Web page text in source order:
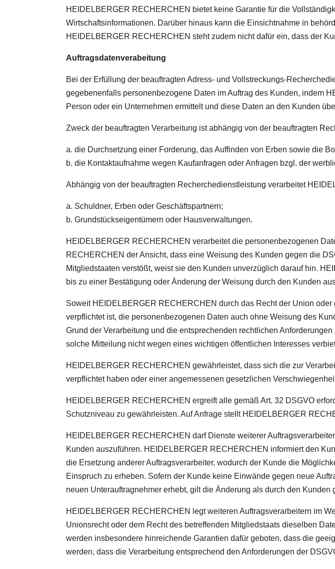
HEIDELBERGER RECHERCHEN bietet keine Garantie für die
Wirtschaftsinformationen. Darüber hinaus kann die Einsichtnahme in
HEIDELBERGER RECHERCHEN steht zudem nicht dafür ein, dass der
Auftragsdatenverabeitung
Bei der Erfüllung der beauftragten Adress- und Vollstreckungs-
gegebenenfalls personenbezogene Daten im Auftrag des Kunden, indem
Person oder ein Unternehmen ermittelt und diese Daten an den Kunden
Zweck der beauftragten Verarbeitung ist abhängig von der beauftragten
a. die Durchsetzung einer Forderung, das Auffinden von Erben sowie die
b. die Kontaktaufnahme wegen Kaufanfragen oder Anfragen bzgl. der
Abhängig von der beauftragten Recherchedienstleistung verarbeitet
a. Schuldner, Erben oder Geschäftspartnern;
b. Grundstückseigentümern oder Hausverwaltungen.
HEIDELBERGER RECHERCHEN verarbeitet die personenbezogenen
RECHERCHEN der Ansicht, dass eine Weisung des Kunden gegen die
Mitgliedstaaten verstößt, weist sie den Kunden unverzüglich darauf hin.
bis zu einer Bestätigung oder Änderung der Weisung durch den Kunden
Soweit HEIDELBERGER RECHERCHEN durch das Recht der Union
verpflichtet ist, die personenbezogenen Daten auch ohne Weisung des
Grund der Verarbeitung und die entsprechenden rechtlichen
solche Mitteilung nicht wegen eines wichtigen öffentlichen Interesses
HEIDELBERGER RECHERCHEN gewährleistet, dass sich die zur
verpflichtet haben oder einer angemessenen gesetzlichen
HEIDELBERGER RECHERCHEN ergreift alle gemäß Art. 32 DSGVO
Schutzniveau zu gewährleisten. Auf Anfrage stellt HEIDELBERGER
HEIDELBERGER RECHERCHEN darf Dienste weiterer
Kunden auszuführen. HEIDELBERGER RECHERCHEN informiert den
die Ersetzung anderer Auftragsverarbeiter, wodurch der Kunde die
Einspruch zu erheben. Sofern der Kunde keine Einwände gegen neue
neuen Unterauftragnehmer erhebt, gilt die Änderung als durch den Kunden
HEIDELBERGER RECHERCHEN legt weiteren Auftragsverarbeitern im
Unionsrecht oder dem Recht des betreffenden Mitgliedstaats dieselben
werden insbesondere hinreichende Garantien dafür geboten, dass die
werden, dass die Verarbeitung entsprechend den Anforderungen der